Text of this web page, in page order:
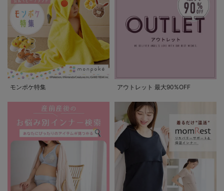
モンポケ特集 アウトレット 最大90%OFF